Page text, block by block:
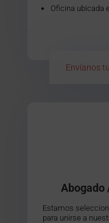
Oficina ubicada
Envíanos
Abogado
Estamos
para unirse a